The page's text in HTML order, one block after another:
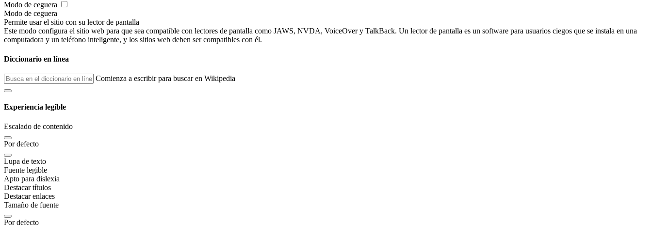
Modo de ceguera
Modo de ceguera
Permite usar el sitio con su lector de pantalla
Este modo configura el sitio web para que sea compatible con lectores de pantalla como JAWS, NVDA, VoiceOver y TalkBack. Un lector de pantalla es un software para usuarios ciegos que se instala en una
computadora y un teléfono inteligente, y los sitios web deben ser compatibles con él.
Diccionario en línea
Comienza a escribir para buscar en Wikipedia
Experiencia legible
Escalado de contenido
Por defecto
Lupa de texto
Fuente legible
Apto para dislexia
Destacar títulos
Destacar enlaces
Tamaño de fuente
Por defecto